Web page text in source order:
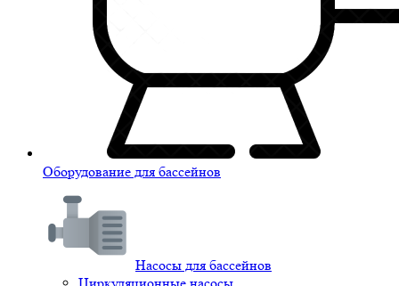
Оборудование для бассейнов
Насосы для бассейнов